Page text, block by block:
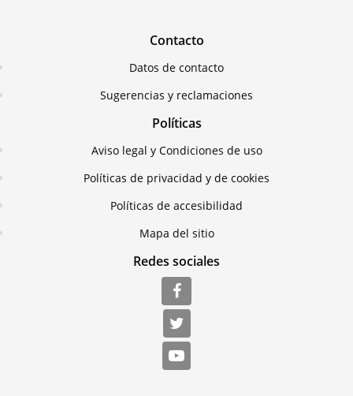
Contacto
Datos de contacto
Sugerencias y reclamaciones
Políticas
Aviso legal y Condiciones de uso
Políticas de privacidad y de cookies
Políticas de accesibilidad
Mapa del sitio
Redes sociales